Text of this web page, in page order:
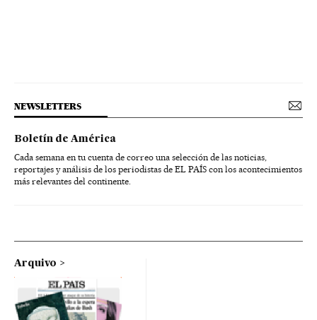
NEWSLETTERS
Boletín de América
Cada semana en tu cuenta de correo una selección de las noticias,
reportajes y análisis de los periodistas de EL PAÍS con los acontecimientos
más relevantes del continente.
Arquivo